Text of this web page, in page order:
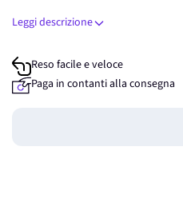
Leggi descrizione
Reso facile e veloce
Paga in contanti alla consegna